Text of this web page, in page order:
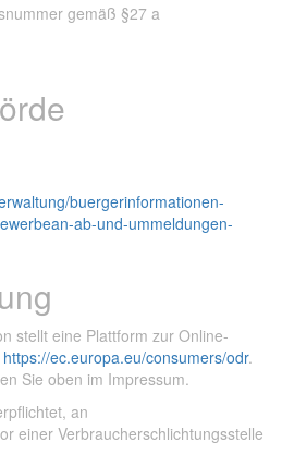
gemäß §27 a
buergerinformationen-
ab-und-ummeldungen-
stellt eine Plattform zur Online-
https://ec.europa.eu/consumers/odr.
Sie oben im Impressum.
an
einer Verbraucherschlichtungsstelle